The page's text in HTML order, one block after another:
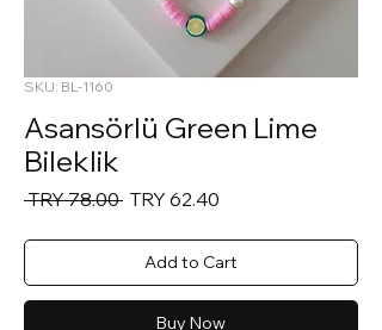
SKU: BL-1160
Asansörlü Green Lime
Bileklik
TRY 78.00 Regular
TRY 62.40
Add to Cart
Buy Now